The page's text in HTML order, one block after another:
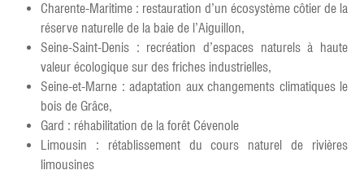
Charente-Maritime : restauration d’un écosystème côtier de la
réserve naturelle de la baie de l’Aiguillon,
Seine-Saint-Denis : recréation d’espaces naturels à haute
valeur écologique sur des friches industrielles,
Seine-et-Marne : adaptation aux changements climatiques le
bois de Grâce,
Gard : réhabilitation de la forêt Cévenole
Limousin : rétablissement du cours naturel de rivières
limousines